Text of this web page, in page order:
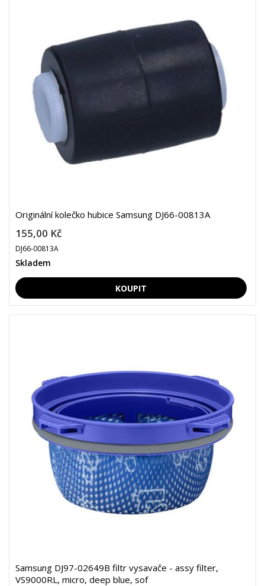
Originální kolečko hubice Samsung DJ66-00813A
155,00 Kč
DJ66-00813A
Skladem
Samsung DJ97-02649B filtr vysavače - assy filter,
VS9000RL, micro, deep blue, sof